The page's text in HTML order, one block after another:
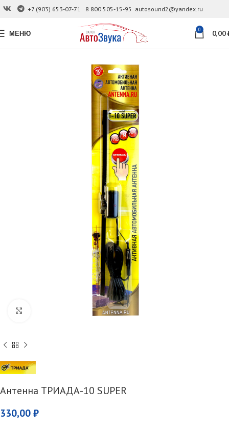
+7 (903) 653-07-71 8 800 505-15-95 autosound2@yandex.ru
МЕНЮ 0 0,00
Антенна ТРИАДА-10 SUPER
330,00 ₽